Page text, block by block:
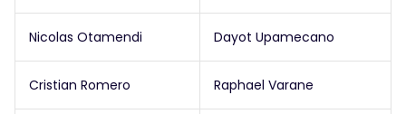
Nicolas Otamendi Dayot Upamecano
Cristian Romero Raphael Varane